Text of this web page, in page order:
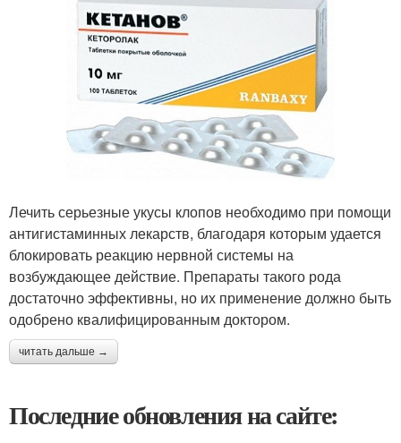
Лечить серьезные укусы клопов необходимо при помощи
антигистаминных лекарств, благодаря которым удается
блокировать реакцию нервной системы на
возбуждающее действие. Препараты такого рода
достаточно эффективны, но их применение должно быть
одобрено квалифицированным доктором.
читать дальше →
Последние обновления на сайте: